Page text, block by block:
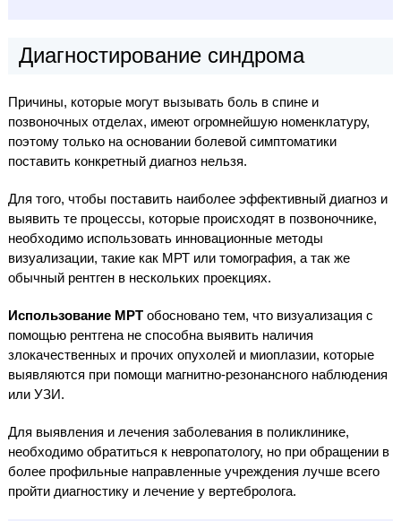
Диагностирование синдрома
Причины, которые могут вызывать боль в спине и
позвоночных отделах, имеют огромнейшую номенклатуру,
поэтому только на основании болевой симптоматики
поставить конкретный диагноз нельзя.
Для того, чтобы поставить наиболее эффективный диагноз и
выявить те процессы, которые происходят в позвоночнике,
необходимо использовать инновационные методы
визуализации, такие как МРТ или томография, а так же
обычный рентген в нескольких проекциях.
Использование МРТобосновано тем, что визуализация с
помощью рентгена не способна выявить наличия
злокачественных и прочих опухолей и миоплазии, которые
выявляются при помощи магнитно-резонансного наблюдения
или УЗИ.
Для выявления и лечения заболевания в поликлинике,
необходимо обратиться к невропатологу, но при обращении в
более профильные направленные учреждения лучше всего
пройти диагностику и лечение у вертебролога.